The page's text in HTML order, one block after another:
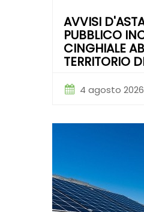
AVVISI
PUBBLICO
CINGHIALE
TERRITORIO
4 agosto 2026